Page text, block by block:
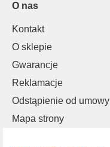
O nas
Kontakt
O sklepie
Gwarancje
Reklamacje
Odstąpienie od umowy
Mapa strony